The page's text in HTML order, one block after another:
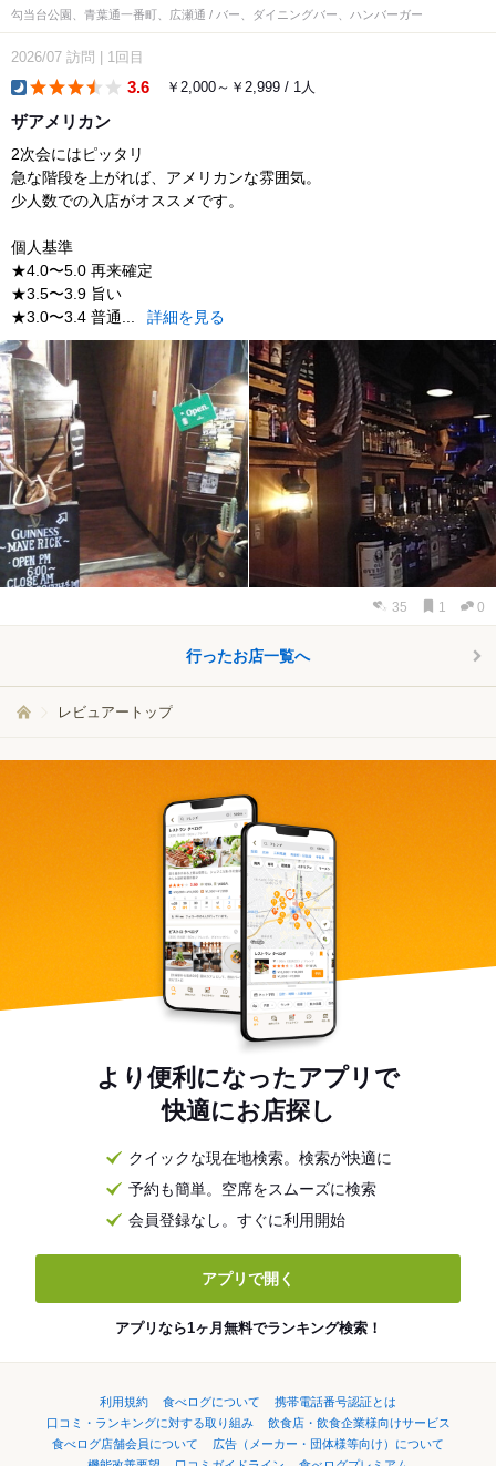
勾当台公園、青葉通一番町、広瀬通 / バー、ダイニングバー、ハンバーガー
2026/07 訪問 1回目
3.6 ￥2,000～￥2,999 / 1人
ザアメリカン
2次会にはピッタリ
急な階段を上がれば、アメリカンな雰囲気。
少人数での入店がオススメです。
個人基準
★4.0〜5.0 再来確定
★3.5〜3.9 旨い
★3.0〜3.4 普通...
詳細を見る
35 1 0
行ったお店一覧へ
レビュアートップ
より便利になったアプリで
快適にお店探し
クイックな現在地検索。検索が快適に
予約も簡単。空席をスムーズに検索
会員登録なし。すぐに利用開始
アプリで開く
アプリなら1ヶ月無料でランキング検索！
利用規約 食べログについて
携帯電話番号認証とは
口コミ・ランキングに対する取り組み
飲食店・飲食企業様向けサービス
食べログ店舗会員について
広告（メーカー・団体様等向け）について